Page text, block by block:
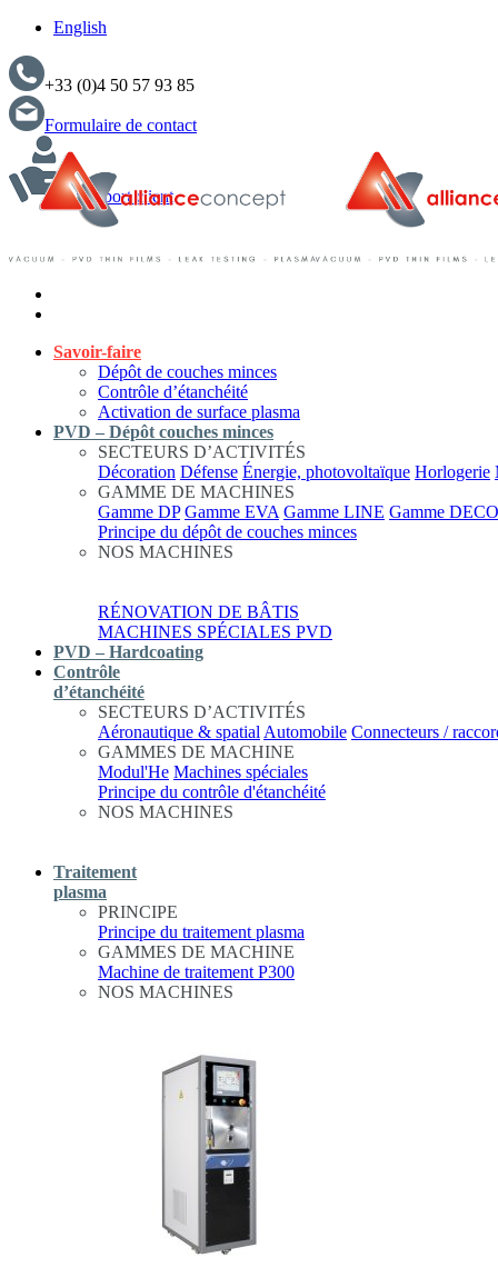
English
+33 (0)4 50 57 93 85
Formulaire de contact
Support client
Savoir-faire
Dépôt de couches minces
Contrôle d’étanchéité
Activation de surface plasma
PVD – Dépôt couches minces
SECTEURS D’ACTIVITÉS
Décoration Défense Énergie, photovoltaïque Horlogerie
GAMME DE MACHINES
Gamme DP Gamme EVA Gamme LINE Gamme
Principe du dépôt de couches minces
NOS MACHINES
RÉNOVATION DE BÂTIS
MACHINES SPÉCIALES PVD
PVD – Hardcoating
Contrôle
d’étanchéité
SECTEURS D’ACTIVITÉS
Aéronautique & spatial Automobile Connecteurs /
GAMMES DE MACHINE
Modul'He Machines spéciales
Principe du contrôle d'étanchéité
NOS MACHINES
Traitement
plasma
PRINCIPE
Principe du traitement plasma
GAMMES DE MACHINE
Machine de traitement P300
NOS MACHINES